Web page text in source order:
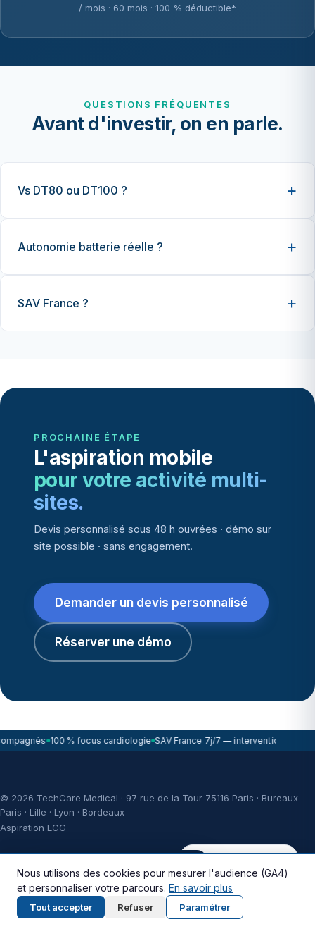
/ mois · 60 mois · 100 % déductible*
QUESTIONS FRÉQUENTES
Avant d'investir, on en parle.
Vs DT80 ou DT100 ?
Autonomie batterie réelle ?
SAV France ?
PROCHAINE ÉTAPE
L'aspiration mobile
pour votre activité multi-
sites.
Devis personnalisé sous 48 h ouvrées · démo sur
site possible · sans engagement.
Demander un devis personnalisé
Réserver une démo
100 % focus cardiologie SAV France 7j/7 — intervention sous
© 2026 TechCare Medical · 97 rue de la Tour 75116 Paris · Bureaux
Paris · Lille · Lyon · Bordeaux
Aspiration ECG
Réponse < 2h ouvrées
* Illustration d’impact fiscal donnée à titre illustratif, sous réserve de
votre régime fiscal, de votre situation comptable et fiscale et de la
réglementation en vigueur ; ne constitue ni un conseil comptable /
fiscal, ni une économie d’impôt garantie.
🇬🇧 This site is available in English.
Continue in English Stay here
Nous utilisons des cookies pour mesurer l'audience (GA4)
et personnaliser votre parcours. En savoir plus
Tout accepter Refuser Paramétrer